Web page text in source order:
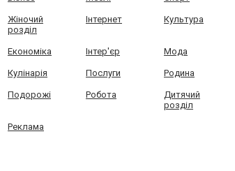
Жіночий
розділ
Інтернет Культура
Економіка Інтер'єр Мода
Кулінарія Послуги Родина
Подорожі Робота
Дитячий
розділ
Реклама